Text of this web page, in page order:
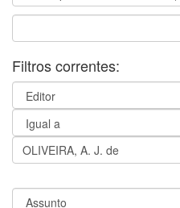
Filtros correntes: